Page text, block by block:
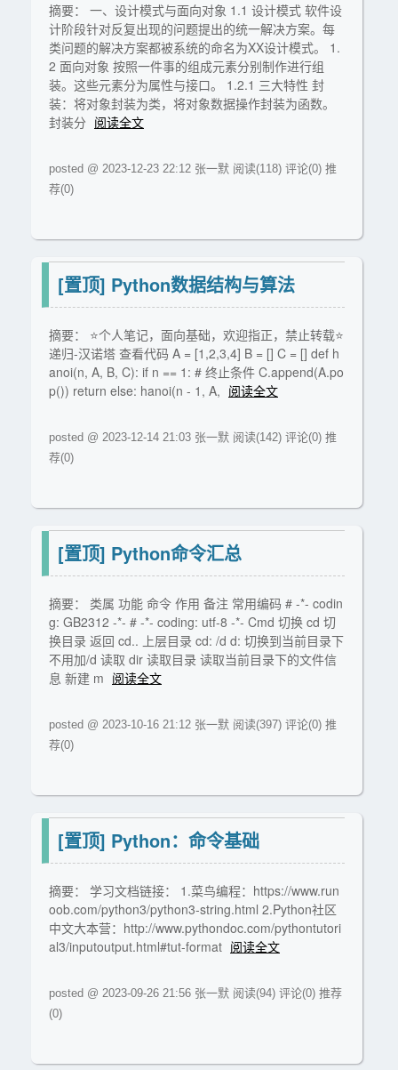
摘要： 一、设计模式与面向对象 1.1 设计模式 软件设
计阶段针对反复出现的问题提出的统一解决方案。每
类问题的解决方案都被系统的命名为XX设计模式。 1.
2 面向对象 按照一件事的组成元素分别制作进行组
装。这些元素分为属性与接口。 1.2.1 三大特性 封
装：将对象封装为类，将对象数据操作封装为函数。
封装分 阅读全文
posted @ 2023-12-23 22:12 张一默 阅读(118) 评论(0) 推
荐(0)
[置顶] Python数据结构与算法
摘要： ⭐个人笔记，面向基础，欢迎指正，禁止转载⭐
递归-汉诺塔 查看代码 A = [1,2,3,4] B = [] C = [] def h
anoi(n, A, B, C): if n == 1: # 终止条件 C.append(A.po
p()) return else: hanoi(n - 1, A, 阅读全文
posted @ 2023-12-14 21:03 张一默 阅读(142) 评论(0) 推
荐(0)
[置顶] Python命令汇总
摘要： 类属 功能 命令 作用 备注 常用编码 # -*- codin
g: GB2312 -*- # -*- coding: utf-8 -*- Cmd 切换 cd 切
换目录 返回 cd.. 上层目录 cd: /d d: 切换到当前目录下
不用加/d 读取 dir 读取目录 读取当前目录下的文件信
息 新建 m 阅读全文
posted @ 2023-10-16 21:12 张一默 阅读(397) 评论(0) 推
荐(0)
[置顶] Python：命令基础
摘要： 学习文档链接： 1.菜鸟编程：https://www.run
oob.com/python3/python3-string.html 2.Python社区
中文大本营：http://www.pythondoc.com/pythontutori
al3/inputoutput.html#tut-format 阅读全文
posted @ 2023-09-26 21:56 张一默 阅读(94) 评论(0) 推荐
(0)